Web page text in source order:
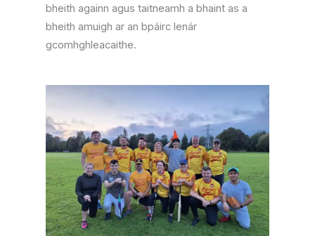
bheith againn agus taitneamh a bhaint as a
bheith amuigh ar an bpáirc lenár
gcomhghleacaithe.